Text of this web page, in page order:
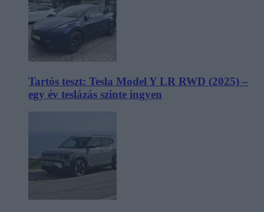
Tartós teszt: Tesla Model Y LR RWD (2025) –
egy év teslázás szinte ingyen